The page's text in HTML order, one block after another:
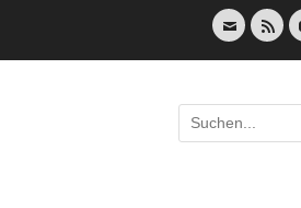
E-
Mail
Feed
Suche
nach: